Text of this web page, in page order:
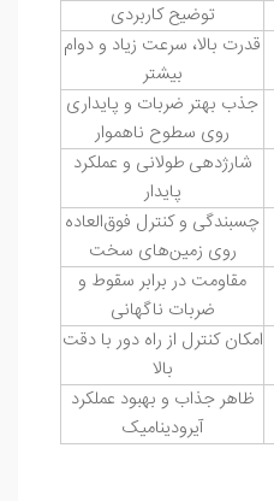
توضیح کاربردی
قدرت بالا، سرعت زیاد و دوام
بیشتر
جذب بهتر ضربات و پایداری
روی سطوح ناهموار
شارژدهی طولانی و عملکرد
پایدار
چسبندگی و کنترل فوق‌العاده
روی زمین‌های سخت
مقاومت در برابر سقوط و
ضربات ناگهانی
امکان کنترل از راه دور با دقت
بالا
ظاهر جذاب و بهبود عملکرد
آیرودینامیک